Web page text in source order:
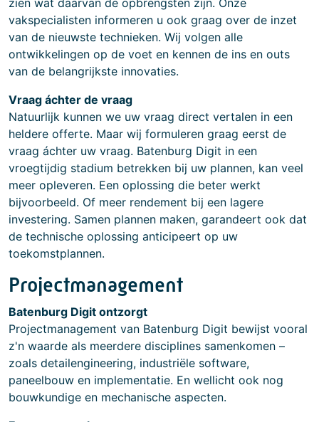
zien wat daarvan de opbrengsten zijn. Onze
vakspecialisten informeren u ook graag over de inzet
van de nieuwste technieken. Wij volgen alle
ontwikkelingen op de voet en kennen de ins en outs
van de belangrijkste innovaties.
Vraag áchter de vraag
Natuurlijk kunnen we uw vraag direct vertalen in een
heldere offerte. Maar wij formuleren graag eerst de
vraag áchter uw vraag. Batenburg Digit in een
vroegtijdig stadium betrekken bij uw plannen, kan veel
meer opleveren. Een oplossing die beter werkt
bijvoorbeeld. Of meer rendement bij een lagere
investering. Samen plannen maken, garandeert ook dat
de technische oplossing anticipeert op uw
toekomstplannen.
Projectmanagement
Batenburg Digit ontzorgt
Projectmanagement van Batenburg Digit bewijst vooral
z'n waarde als meerdere disciplines samenkomen –
zoals detailengineering, industriële software,
paneelbouw en implementatie. En wellicht ook nog
bouwkundige en mechanische aspecten.